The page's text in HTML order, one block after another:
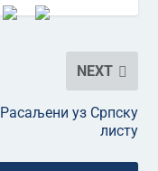
NEXT
Расаљени уз Српску
листу